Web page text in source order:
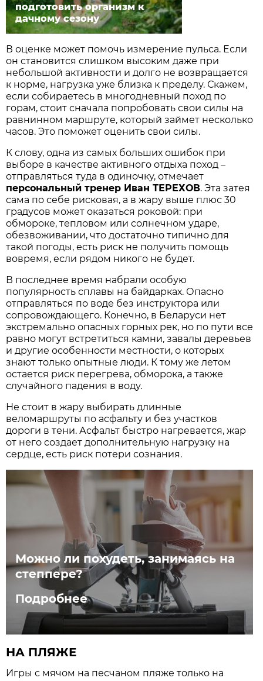
подготовить организм к
дачному сезону
В оценке может помочь измерение пульса. Если
он становится слишком высоким даже при
небольшой активности и долго не возвращается
к норме, нагрузка уже близка к пределу. Скажем,
если собираетесь в многодневный поход по
горам, стоит сначала попробовать свои силы на
равнинном маршруте, который займет несколько
часов. Это поможет оценить свои силы.
К слову, одна из самых больших ошибок при
выборе в качестве активного отдыха поход –
отправляться туда в одиночку, отмечает
персональный тренер Иван ТЕРЕХОВ. Эта затея
сама по себе рисковая, а в жару выше плюс 30
градусов может оказаться роковой: при
обмороке, тепловом или солнечном ударе,
обезвоживании, что достаточно типично для
такой погоды, есть риск не получить помощь
вовремя, если рядом никого не будет.
В последнее время набрали особую
популярность сплавы на байдарках. Опасно
отправляться по воде без инструктора или
сопровождающего. Конечно, в Беларуси нет
экстремально опасных горных рек, но по пути все
равно могут встретиться камни, завалы деревьев
и другие особенности местности, о которых
знают только опытные люди. К тому же летом
остается риск перегрева, обморока, а также
случайного падения в воду.
Не стоит в жару выбирать длинные
веломаршруты по асфальту и без участков
дороги в тени. Асфальт быстро нагревается, жар
от него создает дополнительную нагрузку на
сердце, есть риск потери сознания.
Можно ли похудеть, занимаясь на
степпере?
Подробнее
НА ПЛЯЖЕ
Игры с мячом на песчаном пляже только на